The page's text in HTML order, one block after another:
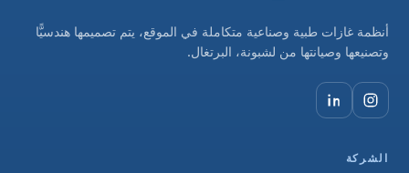
أنظمة غازات طبية وصناعية متكاملة في الموقع، يتم تصميمها هندسيًّا
وتصنيعها وصيانتها من لشبونة، البرتغال.
الشركة